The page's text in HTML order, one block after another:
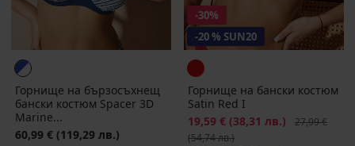
Горнище на бързосъхнещ
бански костюм Spacer 3D
Marine...
60,99 € (119,29 лв.)
-30%
-20 % SUN20
Горнище на бански костюм
Satin Red I
Намаление
19,59 € (38,31 лв.)
27,99 €
(54,74 лв.)